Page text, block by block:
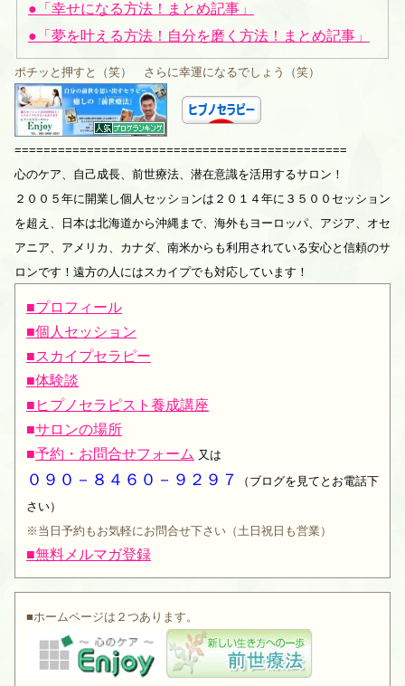
●「幸せになる方法！まとめ記事」
●「夢を叶える方法！自分を磨く方法！まとめ記事」
ポチッと押すと（笑） さらに幸運になるでしょう（笑）
==============================================
心のケア、自己成長、前世療法、潜在意識を活用するサロン！
２００５年に開業し個人セッションは２０１４年に３５００セッション
を超え、日本は北海道から沖縄まで、海外もヨーロッパ、アジア、オセ
アニア、アメリカ、カナダ、南米からも利用されている安心と信頼のサ
ロンです！遠方の人にはスカイプでも対応しています！
■プロフィール
■個人セッション
■スカイプセラピー
■体験談
■ヒプノセラピスト養成講座
■サロンの場所
■予約・お問合せフォーム 又は
０９０－８４６０－９２９７
（ブログを見てとお電話下
さい）
※当日予約もお気軽にお問合せ下さい（土日祝日も営業）
■無料メルマガ登録
■ホームページは２つあります。